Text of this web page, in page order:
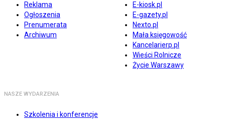
Reklama
Ogłoszenia
Prenumerata
Archiwum
E-kiosk.pl
E-gazety.pl
Nexto.pl
Mała księgowość
Kancelarierp.pl
Wieści Rolnicze
Życie Warszawy
NASZE WYDARZENIA
Szkolenia i konferencje